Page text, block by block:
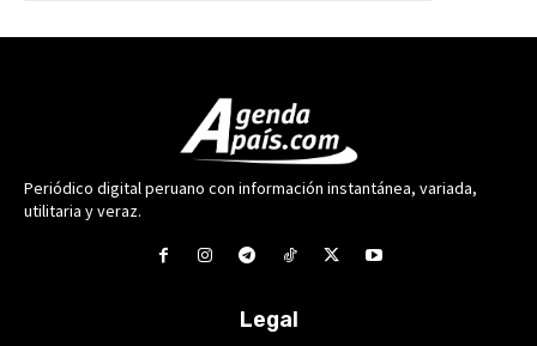
Periódico digital peruano con información instantánea, variada,
utilitaria y veraz.
Legal